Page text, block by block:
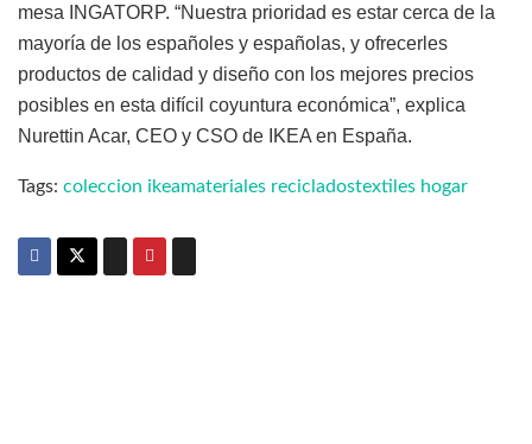
mesa INGATORP. “Nuestra prioridad es estar cerca de la
mayoría de los españoles y españolas, y ofrecerles
productos de calidad y diseño con los mejores precios
posibles en esta difícil coyuntura económica”, explica
Nurettin Acar, CEO y CSO de IKEA en España.
Tags: coleccion ikeamateriales recicladostextiles hogar